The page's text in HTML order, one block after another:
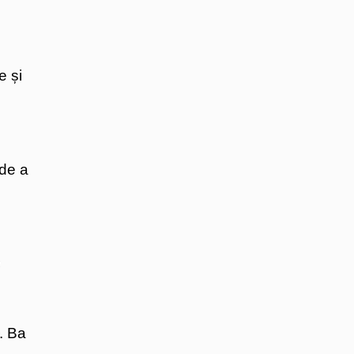
și
a
Ba